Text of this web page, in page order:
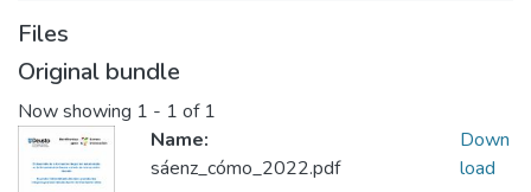
Files
Original bundle
Now showing 1 - 1 of 1
Name:
sáenz_cómo_2022.pdf
Down
load